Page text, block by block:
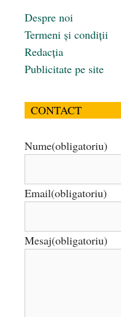
Despre noi
Termeni și condiții
Redacția
Publicitate pe site
CONTACT
Nume(obligatoriu)
Email(obligatoriu)
Mesaj(obligatoriu)